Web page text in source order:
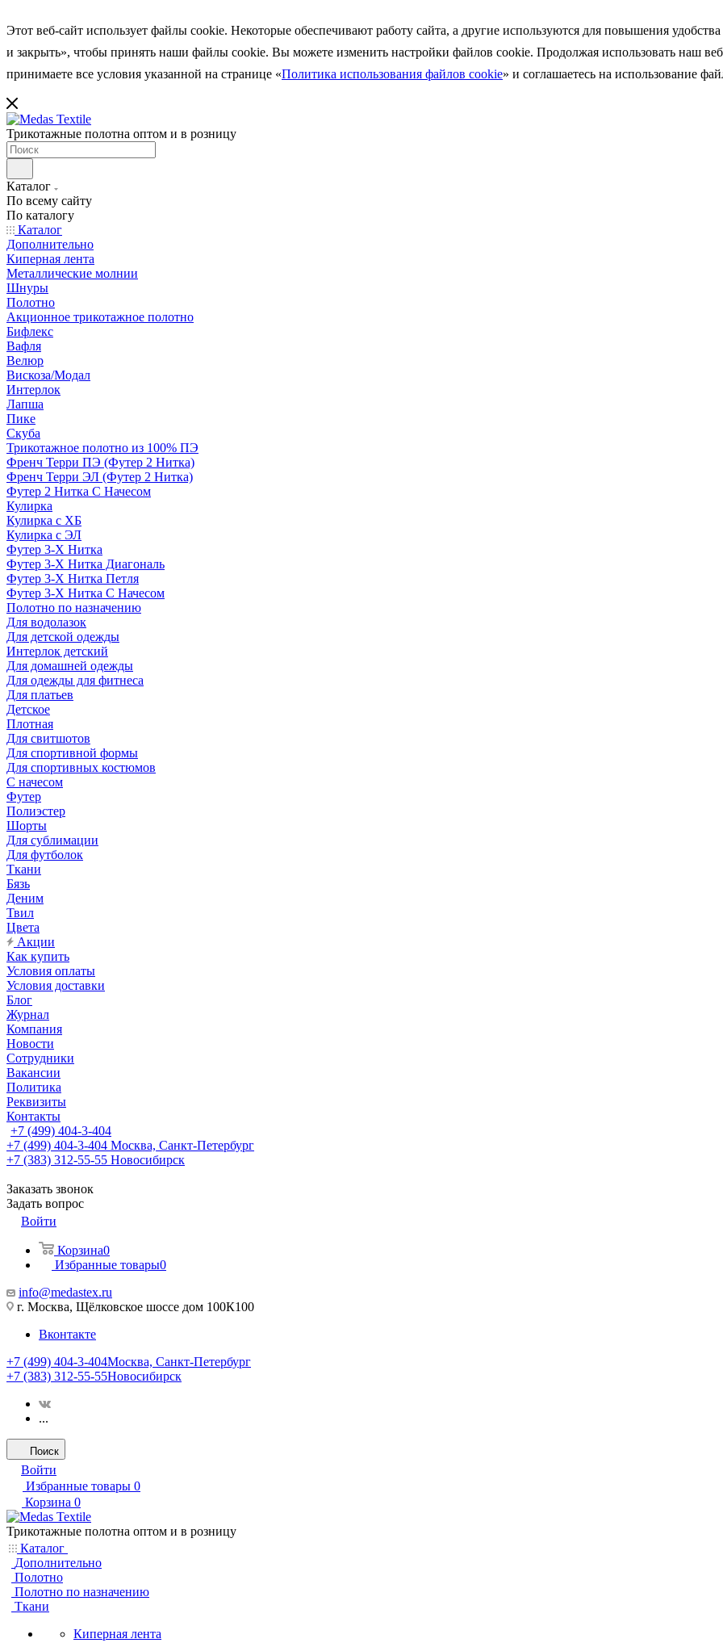
Этот веб-сайт использует файлы cookie. Некоторые обеспечивают работу сайта, а другие используются для повышения
и закрыть», чтобы принять наши файлы cookie. Вы можете изменить настройки файлов cookie. Продолжая использовать наш
принимаете все условия указанной на странице «Политика использования файлов cookie» и соглашаетесь на использование
Трикотажные полотна оптом и в розницу
Каталог
По всему сайту
По каталогу
Каталог
Дополнительно
Киперная лента
Металлические молнии
Шнуры
Полотно
Акционное трикотажное полотно
Бифлекс
Вафля
Велюр
Вискоза/Модал
Интерлок
Лапша
Пике
Скуба
Трикотажное полотно из 100% ПЭ
Френч Терри ПЭ (Футер 2 Нитка)
Френч Терри ЭЛ (Футер 2 Нитка)
Футер 2 Нитка С Начесом
Кулирка
Кулирка с ХБ
Кулирка с ЭЛ
Футер 3-Х Нитка
Футер 3-Х Нитка Диагональ
Футер 3-Х Нитка Петля
Футер 3-Х Нитка С Начесом
Полотно по назначению
Для водолазок
Для детской одежды
Интерлок детский
Для домашней одежды
Для одежды для фитнеса
Для платьев
Детское
Плотная
Для свитшотов
Для спортивной формы
Для спортивных костюмов
С начесом
Футер
Полиэстер
Шорты
Для сублимации
Для футболок
Ткани
Бязь
Деним
Твил
Цвета
Акции
Как купить
Условия оплаты
Условия доставки
Блог
Журнал
Компания
Новости
Сотрудники
Вакансии
Политика
Реквизиты
Контакты
+7 (499) 404-3-404
+7 (499) 404-3-404 Москва, Санкт-Петербург
+7 (383) 312-55-55 Новосибирск
Заказать звонок
Задать вопрос
Войти
Корзина0
Избранные товары0
info@medastex.ru
г. Москва, Щёлковское шоссе дом 100К100
Вконтакте
+7 (499) 404-3-404Москва, Санкт-Петербург
+7 (383) 312-55-55Новосибирск
...
Поиск
Войти
Избранные товары 0
Корзина 0
Трикотажные полотна оптом и в розницу
Каталог
Дополнительно
Полотно
Полотно по назначению
Ткани
Киперная лента